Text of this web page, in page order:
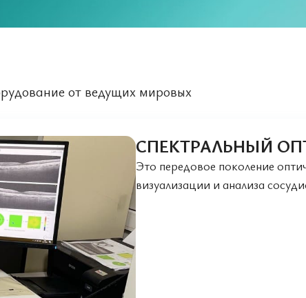
от ведущих мировых
СПЕКТРАЛЬНЫЙ
Это передовое поколение
визуализации и анализа